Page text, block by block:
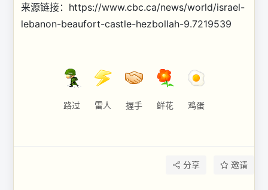
来源链接：https://www.cbc.ca/news/world/israel-
lebanon-beaufort-castle-hezbollah-9.7219539
路过 雷人 握手 鲜花 鸡蛋
分享 邀请